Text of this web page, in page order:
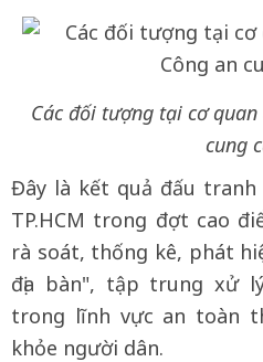
Các đối tượng tại cơ
cung
Đây là kết quả đấu tranh
TP.HCM trong đợt cao
rà soát, thống kê, phát
địa bàn", tập trung xử
trong lĩnh vực an toàn
khỏe người dân.